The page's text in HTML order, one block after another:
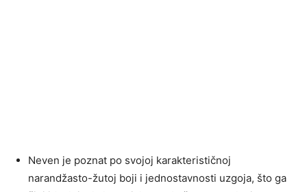
Neven je poznat po svojoj karakterističnoj
narandžasto-žutoj boji i jednostavnosti uzgoja, što ga